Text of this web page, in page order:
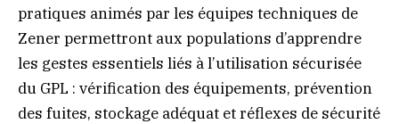
pratiques animés par les équipes techniques de
Zener permettront aux populations d’apprendre
les gestes essentiels liés à l’utilisation sécurisée
du GPL : vérification des équipements, prévention
des fuites, stockage adéquat et réflexes de sécurité